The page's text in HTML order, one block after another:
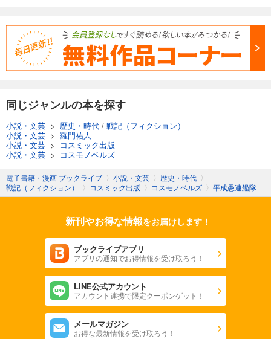
同じジャンルの本を探す
小説・文芸 > 歴史・時代 / 戦記（フィクション）
小説・文芸 > 羅門祐人
小説・文芸 >
コスミック出版
小説・文芸 > コスモノベルズ
電子書籍・漫画 ブックライブ 〉 小説・文芸 〉 歴史・時代 〉
戦記（フィクション）
〉 コスミック出版 〉 コスモノベルズ 〉 平成愚連艦隊
新刊やお得な情報をお届けします！
ブックライブアプリ
アプリの通知でお得情報を受け取ろう！
LINE公式アカウント
アカウント連携で限定クーポンゲット！
メールマガジン
お得な最新情報を受け取ろう！